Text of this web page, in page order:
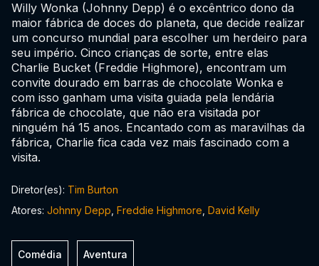
Willy Wonka (Johnny Depp) é o excêntrico dono da
maior fábrica de doces do planeta, que decide realizar
um concurso mundial para escolher um herdeiro para
seu império. Cinco crianças de sorte, entre elas
Charlie Bucket (Freddie Highmore), encontram um
convite dourado em barras de chocolate Wonka e
com isso ganham uma visita guiada pela lendária
fábrica de chocolate, que não era visitada por
ninguém há 15 anos. Encantado com as maravilhas da
fábrica, Charlie fica cada vez mais fascinado com a
visita.
Diretor(es): Tim Burton
Atores: Johnny Depp Freddie Highmore David Kelly
Comédia Aventura